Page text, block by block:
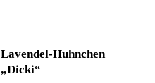
Lavendel-Huhnchen
„Dicki“